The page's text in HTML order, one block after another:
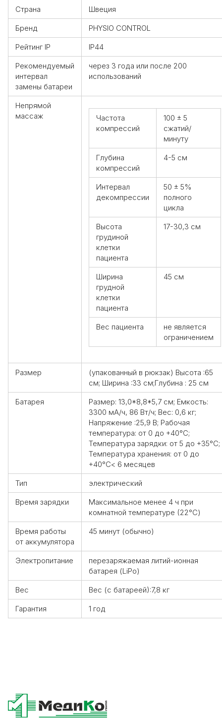
Страна
Швеция
Бренд
PHYSIO CONTROL
Рейтинг IP
IP44
Рекомендуемый
интервал
замены батареи
через 3 года или после 200
использований
Непрямой
массаж
Частота
компрессий
100 ± 5
сжатий/
минуту
Глубина
компрессий
4-5 см
Интервал
декомпрессии
50 ± 5%
полного
цикла
Высота
грудиной
клетки
пациента
17-30,3 см
Ширина
грудной
клетки
пациента
45 см
Вес пациента
не является
ограничением
Размер
(упакованный в рюкзак) Высота :65
см; Ширина :33 см;Глубина : 25 см
Батарея
Размер: 13,0*8,8*5,7 см; Емкость:
3300 мА/ч, 86 Вт/ч; Вес: 0,6 кг;
Напряжение :25,9 В; Рабочая
температура: от 0 до +40°С;
Температура зарядки: от 5 до +35°С;
Температура хранения: от 0 до
+40°С< 6 месяцев
Тип
электрический
Время зарядки
Максимальное менее 4 ч при
комнатной температуре (22°С)
Время работы
от аккумулятора
45 минут (обычно)
Электропитание
перезаряжаемая литий-ионная
батарея (LiPo)
Вес
Вес (с батареей):7,8 кг
Гарантия
1 год